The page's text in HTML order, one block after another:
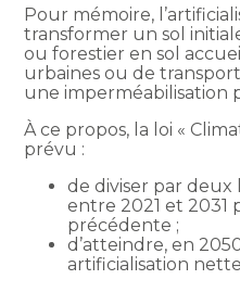
Pour mémoire,
transformer un sol
ou forestier en sol
urbaines ou de
une imperméabilisation
À ce propos, la loi «
prévu :
de diviser par deux
entre 2021 et 2031
précédente ;
d’atteindre, en
artificialisation nette